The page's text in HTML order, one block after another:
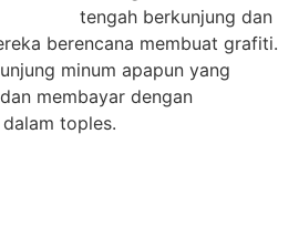
tengah berkunjung dan
berencana membuat grafiti.
minum apapun yang
membayar dengan
toples.